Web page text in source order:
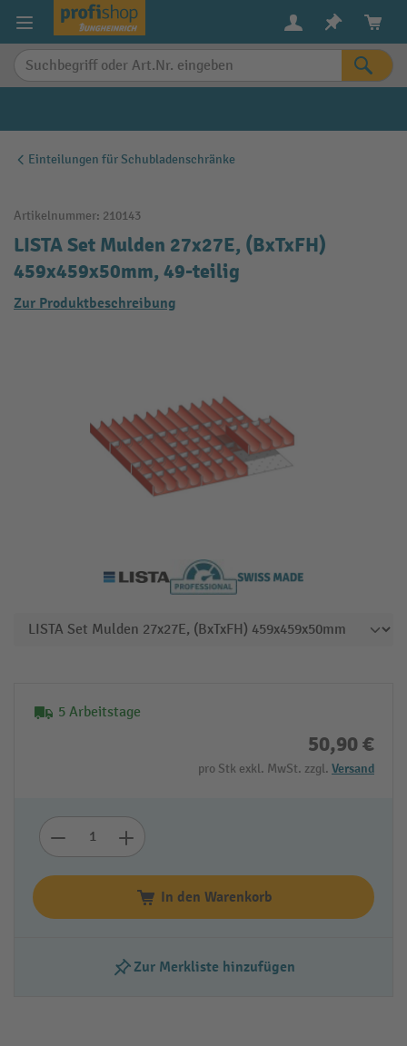
springen
Einteilungen für Schubladenschränke
Artikelnummer: 210143
LISTA Set Mulden 27x27E, (BxTxFH)
459x459x50mm, 49-teilig
Zur Produktbeschreibung
5 Arbeitstage
50,90 €
pro Stk exkl. MwSt. zzgl. Versand
In den Warenkorb
Zur Merkliste hinzufügen